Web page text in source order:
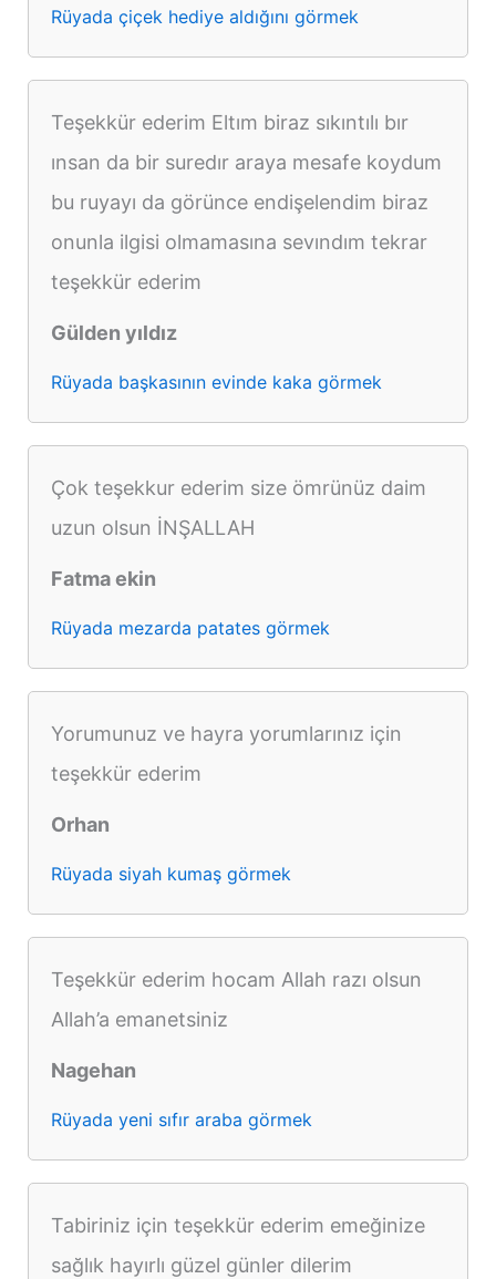
Rüyada çiçek hediye aldığını görmek
Teşekkür ederim Eltım biraz sıkıntılı bır
ınsan da bir suredır araya mesafe koydum
bu ruyayı da görünce endişelendim biraz
onunla ilgisi olmamasına sevındım tekrar
teşekkür ederim
Gülden yıldız
Rüyada başkasının evinde kaka görmek
Çok teşekkur ederim size ömrünüz daim
uzun olsun İNŞALLAH
Fatma ekin
Rüyada mezarda patates görmek
Yorumunuz ve hayra yorumlarınız için
teşekkür ederim
Orhan
Rüyada siyah kumaş görmek
Teşekkür ederim hocam Allah razı olsun
Allah’a emanetsiniz
Nagehan
Rüyada yeni sıfır araba görmek
Tabiriniz için teşekkür ederim emeğinize
sağlık hayırlı güzel günler dilerim